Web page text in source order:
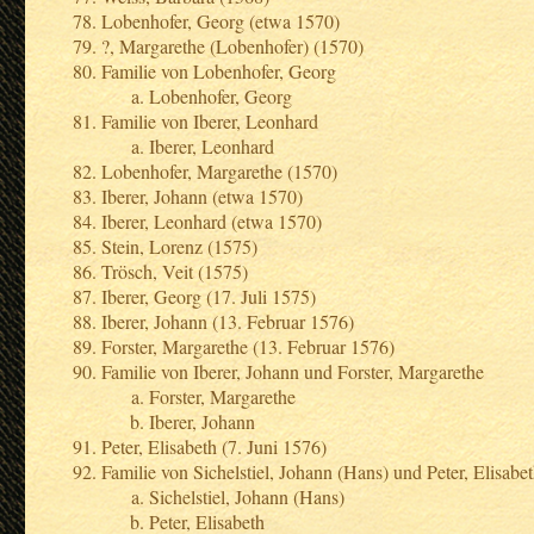
Lobenhofer, Georg (etwa 1570)
?, Margarethe (Lobenhofer) (1570)
Familie von Lobenhofer, Georg
Lobenhofer, Georg
Familie von Iberer, Leonhard
Iberer, Leonhard
Lobenhofer, Margarethe (1570)
Iberer, Johann (etwa 1570)
Iberer, Leonhard (etwa 1570)
Stein, Lorenz (1575)
Trösch, Veit (1575)
Iberer, Georg (17. Juli 1575)
Iberer, Johann (13. Februar 1576)
Forster, Margarethe (13. Februar 1576)
Familie von Iberer, Johann und Forster, Margarethe
Forster, Margarethe
Iberer, Johann
Peter, Elisabeth (7. Juni 1576)
Familie von Sichelstiel, Johann (Hans) und Peter,
Sichelstiel, Johann (Hans)
Peter, Elisabeth